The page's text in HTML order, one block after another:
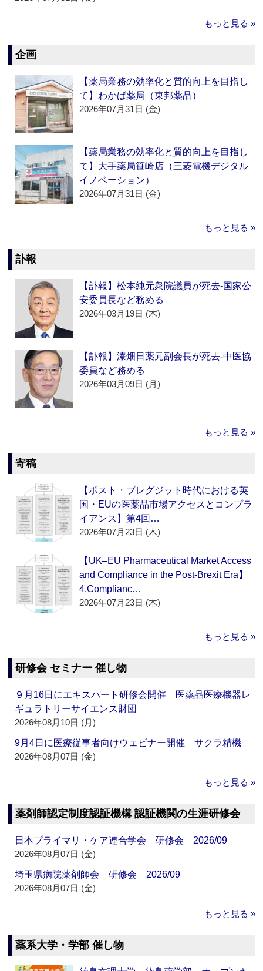
もっと見る »
企画
【薬局業務の効率化と質的向上を目指し
て】わかば薬局（東邦薬品）
2026年07月31日 (金)
【薬局業務の効率化と質的向上を目指し
て】大手薬局笹崎店（三菱電機デジタル
イノベーション）
2026年07月31日 (金)
もっと見る »
訃報
【訃報】松本純元衆院議員が死去‐国家公
安委員長など務める
2026年03月19日 (木)
【訃報】漆畑日薬元副会長が死去‐中医協
委員など務める
2026年03月09日 (月)
もっと見る »
寄稿
【ポスト・ブレグジット時代における英
国・EUの医薬品市場アクセスとコンプラ
イアンス】第4回…
2026年07月23日 (木)
【UK–EU Pharmaceutical Market Access
and Compliance in the Post-Brexit Era】
4.Complianc…
2026年07月23日 (木)
もっと見る »
研修会 セミナー 催し物
９月16日にエキスパート研修会開催 医薬品医療機器レ
ギュラトリーサイエンス財団
2026年08月10日 (月)
9月4日に医療従事者向けウェビナー開催 サクラ精機
2026年08月07日 (金)
もっと見る »
薬剤師認定制度認証機構 認証機関の生涯研修会
日本プライマリ・ケア連合学会 研修会 2026/09
2026年08月07日 (金)
埼玉県病院薬剤師会 研修会 2026/09
2026年08月07日 (金)
もっと見る »
薬系大学・学部 催し物